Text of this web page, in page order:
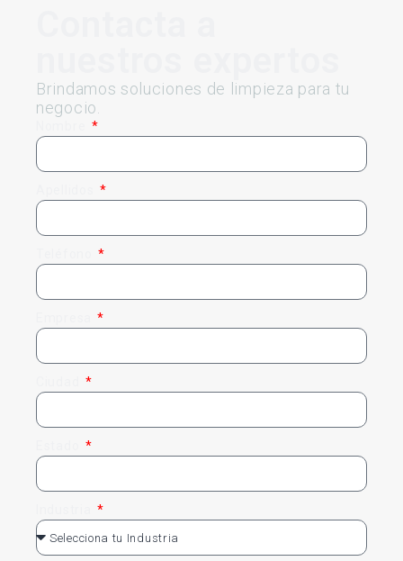
Brindamos soluciones de limpieza para tu
negocio.